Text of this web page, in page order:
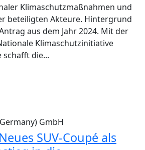
Klimaschutzmaßnahmen und
beteiligten Akteure. Hintergrund
aus dem Jahr 2024. Mit der
Klimaschutzinitiative
die...
GmbH
SUV-Coupé als